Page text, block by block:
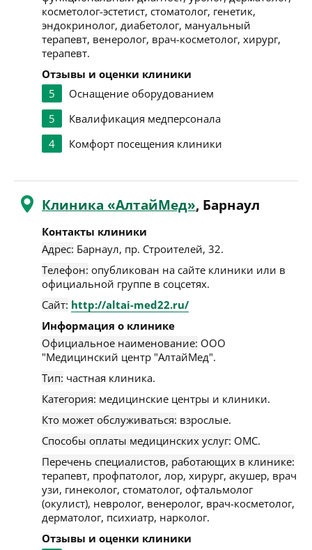
косметолог-эстетист, стоматолог, генетик,
эндокринолог, диабетолог, мануальный
терапевт, венеролог, врач-косметолог, хирург,
терапевт.
Отзывы и оценки клиники
5
Оснащение оборудованием
5
Квалификация медперсонала
4
Комфорт посещения клиники
Клиника «АлтайМед», Барнаул
Контакты клиники
Адрес: Барнаул, пр. Строителей, 32.
Телефон: опубликован на сайте клиники или в
официальной группе в соцсетях.
Сайт: http://altai-med22.ru/
Информация о клинике
Официальное наименование: ООО
"Медицинский центр "АлтайМед".
Тип: частная клиника.
Категория: медицинские центры и клиники.
Кто может обслуживаться: взрослые.
Способы оплаты медицинских услуг: ОМС.
Перечень специалистов, работающих в клинике:
терапевт, профпатолог, лор, хирург, акушер, врач
узи, гинеколог, стоматолог, офтальмолог
(окулист), невролог, венеролог, врач-косметолог,
дерматолог, психиатр, нарколог.
Отзывы и оценки клиники